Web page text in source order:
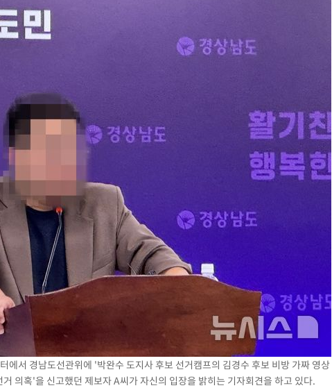
란VC 입단
구 '5승 2무'
첫 40도
교정본부장 기소
수사 재개"
된 축구협회
울대 공대 교수…이
범수 징계 절차 개시
무역총액 25.3%↑
3년
속기소
명 사망
에서 경남도선관위에 '박완수 도지사 후보 선거캠프의 김경수 후보 비방 가짜 영상
의혹'을 신고했던 제보자 A씨가 자신의 입장을 밝히는 기자회견을 하고 있다.